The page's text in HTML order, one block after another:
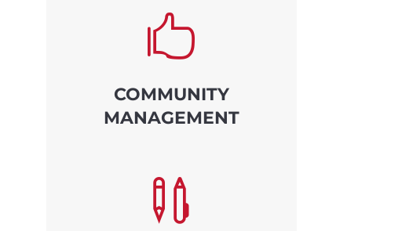

COMMUNITY
MANAGEMENT
